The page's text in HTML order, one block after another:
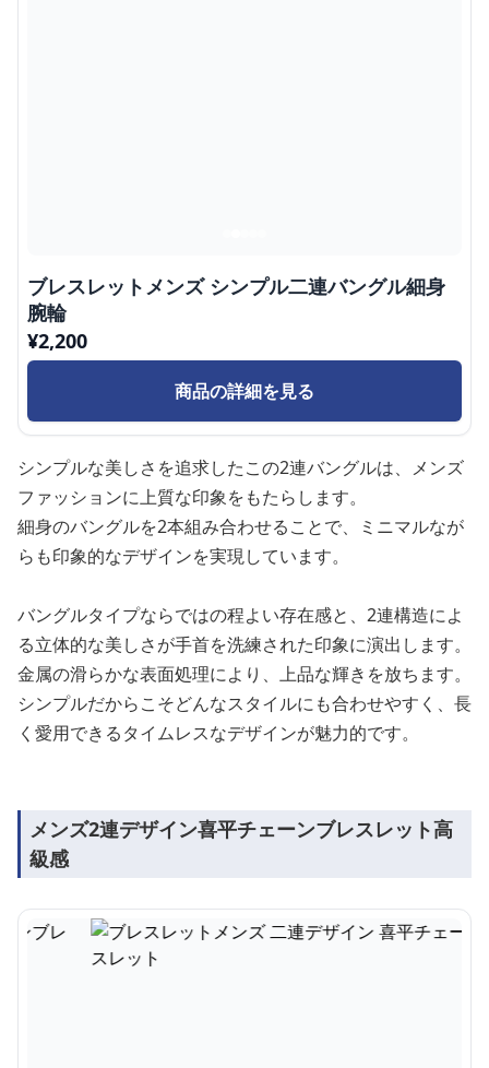
ブレスレットメンズ シンプル二連バングル細身
腕輪
¥2,200
商品の詳細を見る
シンプルな美しさを追求したこの2連バングルは、メンズ
ファッションに上質な印象をもたらします。
細身のバングルを2本組み合わせることで、ミニマルなが
らも印象的なデザインを実現しています。
バングルタイプならではの程よい存在感と、2連構造によ
る立体的な美しさが手首を洗練された印象に演出します。
金属の滑らかな表面処理により、上品な輝きを放ちます。
シンプルだからこそどんなスタイルにも合わせやすく、長
く愛用できるタイムレスなデザインが魅力的です。
メンズ2連デザイン喜平チェーンブレスレット高
級感